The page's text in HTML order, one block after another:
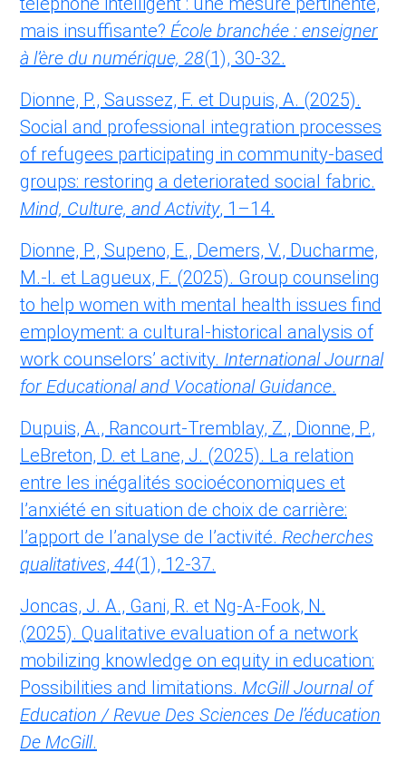
mais insuffisante? École branchée : enseigner
à l’ère du numérique, 28(1), 30-32.
Dionne, P., Saussez, F. et Dupuis, A. (2025).
Social and professional integration processes
of refugees participating in community-based
groups: restoring a deteriorated social fabric.
Mind, Culture, and Activity, 1–14.
Dionne, P., Supeno, E., Demers, V., Ducharme,
M.-I. et Lagueux, F. (2025). Group counseling
to help women with mental health issues find
employment: a cultural-historical analysis of
work counselors’ activity. International Journal
for Educational and Vocational Guidance.
Dupuis, A., Rancourt-Tremblay, Z., Dionne, P.,
LeBreton, D. et Lane, J. (2025). La relation
entre les inégalités socioéconomiques et
l’anxiété en situation de choix de carrière:
l’apport de l’analyse de l’activité. Recherches
qualitatives, 44(1), 12-37.
Joncas, J. A., Gani, R. et Ng-A-Fook, N.
(2025). Qualitative evaluation of a network
mobilizing knowledge on equity in education:
Possibilities and limitations. McGill Journal of
Education / Revue Des Sciences De l’éducation
De McGill.